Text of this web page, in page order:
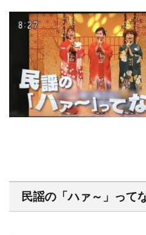
民謡の「ハァ～」って